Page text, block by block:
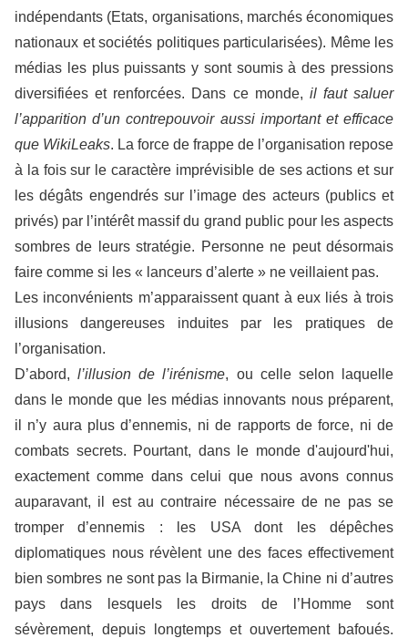
indépendants (Etats, organisations, marchés économiques
nationaux et sociétés politiques particularisées). Même les
médias les plus puissants y sont soumis à des pressions
diversifiées et renforcées. Dans ce monde, il faut saluer
l’apparition d’un contrepouvoir aussi important et efficace
que WikiLeaks. La force de frappe de l’organisation repose
à la fois sur le caractère imprévisible de ses actions et sur
les dégâts engendrés sur l’image des acteurs (publics et
privés) par l’intérêt massif du grand public pour les aspects
sombres de leurs stratégie. Personne ne peut désormais
faire comme si les « lanceurs d’alerte » ne veillaient pas.
Les inconvénients m’apparaissent quant à eux liés à trois
illusions dangereuses induites par les pratiques de
l’organisation.
D’abord,l’illusion de l’irénisme, ou celle selon laquelle
dans le monde que les médias innovants nous préparent,
il n’y aura plus d’ennemis, ni de rapports de force, ni de
combats secrets. Pourtant, dans le monde d'aujourd'hui,
exactement comme dans celui que nous avons connus
auparavant, il est au contraire nécessaire de ne pas se
tromper d’ennemis : les USA dont les dépêches
diplomatiques nous révèlent une des faces effectivement
bien sombres ne sont pas la Birmanie, la Chine ni d’autres
pays dans lesquels les droits de l’Homme sont
sévèrement, depuis longtemps et ouvertement bafoués.